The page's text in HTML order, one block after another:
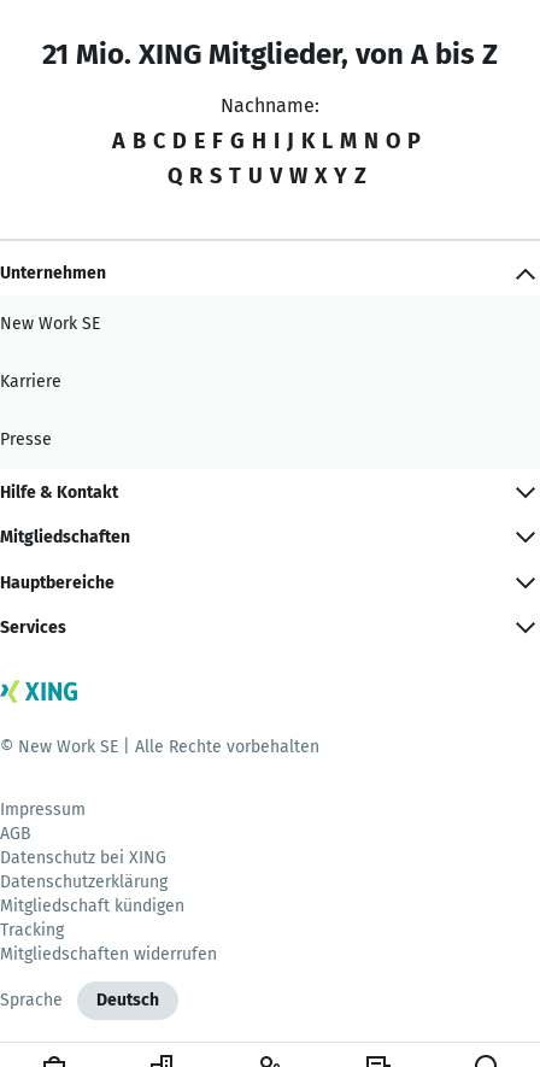
21 Mio. XING Mitglieder, von A bis Z
Nachname:
A B C D E F G H I J K L M N O P
Q R S T U V W X Y Z
Unternehmen
New Work SE
Karriere
Presse
Hilfe & Kontakt
Mitgliedschaften
Hauptbereiche
Services
© New Work SE | Alle Rechte vorbehalten
Impressum
AGB
Datenschutz bei XING
Datenschutzerklärung
Mitgliedschaft kündigen
Tracking
Mitgliedschaften widerrufen
Sprache Deutsch